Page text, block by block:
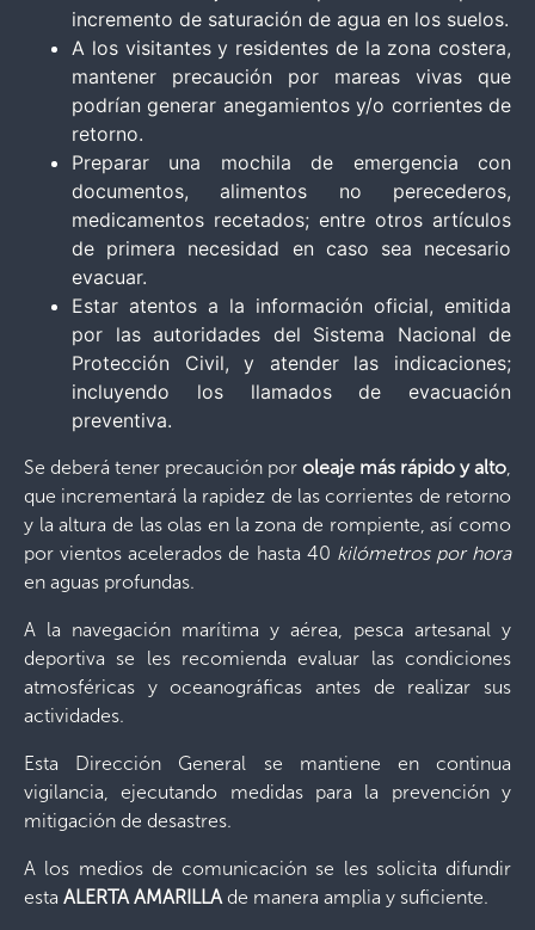
incremento de saturación de agua en los suelos.
A los visitantes y residentes de la zona costera,
mantener precaución por mareas vivas que
podrían generar anegamientos y/o corrientes de
retorno.
Preparar una mochila de emergencia con
documentos, alimentos no perecederos,
medicamentos recetados; entre otros artículos
de primera necesidad en caso sea necesario
evacuar.
Estar atentos a la información oficial, emitida
por las autoridades del Sistema Nacional de
Protección Civil, y atender las indicaciones;
incluyendo los llamados de evacuación
preventiva.
Se deberá tener precaución por oleaje más rápido y alto,
que incrementará la rapidez de las corrientes de retorno
y la altura de las olas en la zona de rompiente, así como
por vientos acelerados de hasta 40 kilómetros por hora
en aguas profundas.
A la navegación marítima y aérea, pesca artesanal y
deportiva se les recomienda evaluar las condiciones
atmosféricas y oceanográficas antes de realizar sus
actividades.
Esta Dirección General se mantiene en continua
vigilancia, ejecutando medidas para la prevención y
mitigación de desastres.
A los medios de comunicación se les solicita difundir
esta ALERTA AMARILLAde manera amplia y suficiente.